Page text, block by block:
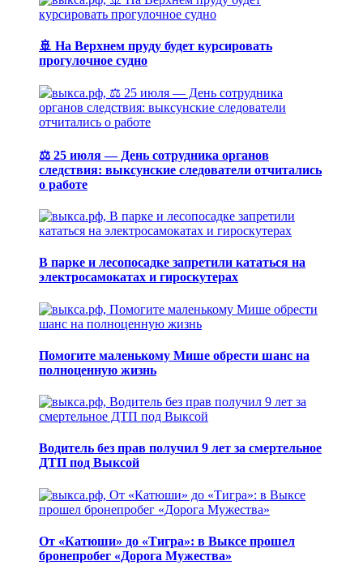
🚢 На Верхнем пруду будет курсировать
прогулочное судно
⚖️ 25 июля — День сотрудника органов
следствия: выксунские следователи отчитались
о работе
В парке и лесопосадке запретили кататься на
электросамокатах и гироскутерах
Помогите маленькому Мише обрести шанс на
полноценную жизнь
Водитель без прав получил 9 лет за смертельное
ДТП под Выксой
От «Катюши» до «Тигра»: в Выксе прошел
бронепробег «Дорога Мужества»